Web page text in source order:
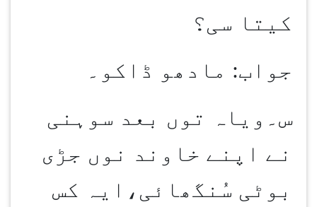
کیتا سی؟
جواب: مادھو ڈاکو۔
س۔ویاہ توں بعد سوہنی
نے اپنے خاوند نوں جڑی
بوٹی سُنگھائی،ایہ کس